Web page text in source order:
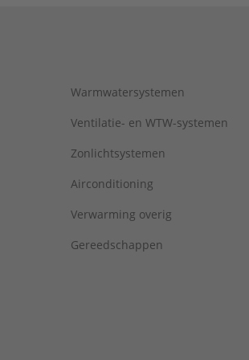
Warmwatersystemen
Ventilatie- en WTW-systemen
Zonlichtsystemen
Airconditioning
Verwarming overig
Gereedschappen